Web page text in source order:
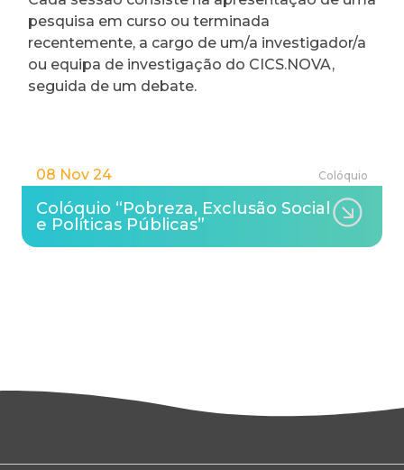
pesquisa em curso ou terminada
recentemente, a cargo de um/a investigador/a
ou equipa de investigação do CICS.NOVA,
seguida de um debate.
08 Nov 24 Colóquio
Colóquio “Pobreza, Exclusão Social
e Políticas Públicas”